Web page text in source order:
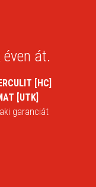
át.
[HC]
[UTK]
garanciát